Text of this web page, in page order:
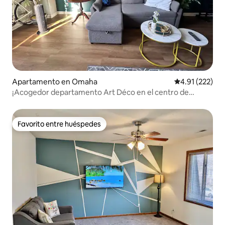
Apartamento en Omaha Calificación
4.91 (222)
¡Acogedor departamento Art Déco en el centro de
Favorito entre huéspedes
Favorito entre huéspedes